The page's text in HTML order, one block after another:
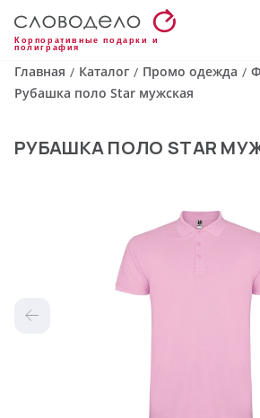
Корпоративные подарки и
полиграфия
Главная / Каталог / Промо одежда /
Рубашка поло Star мужская
РУБАШКА ПОЛО STAR